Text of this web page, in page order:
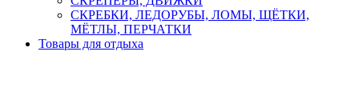
СКРЕБКИ, ЛЕДОРУБЫ, ЛОМЫ, ЩЁТКИ,
МЁТЛЫ, ПЕРЧАТКИ
Товары для отдыха